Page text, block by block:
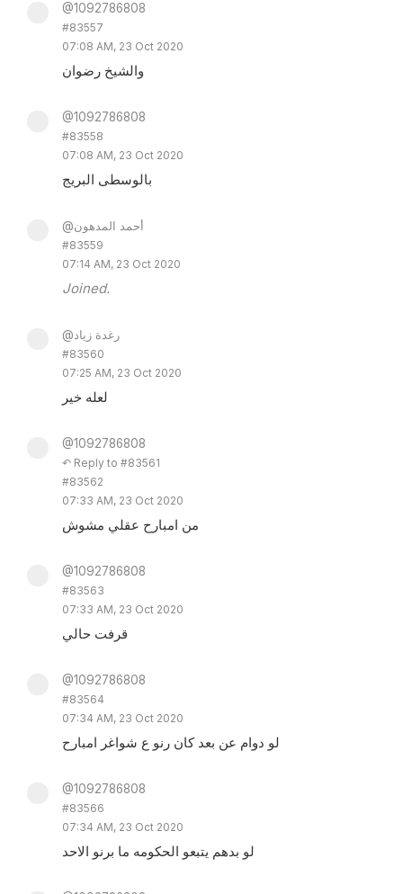
@1092786808
#83557
07:08 AM, 23 Oct 2020
والشيخ رضوان
@1092786808
#83558
07:08 AM, 23 Oct 2020
بالوسطى البريج
@أحمد المدهون
#83559
07:14 AM, 23 Oct 2020
Joined.
@رغدة زياد
#83560
07:25 AM, 23 Oct 2020
لعله خير
@1092786808
↶ Reply to #83561
#83562
07:33 AM, 23 Oct 2020
من امبارح عقلي مشوش
@1092786808
#83563
07:33 AM, 23 Oct 2020
قرفت حالي
@1092786808
#83564
07:34 AM, 23 Oct 2020
لو دوام عن بعد كان رنو ع شواغر امبارح
@1092786808
#83566
07:34 AM, 23 Oct 2020
لو بدهم يتبعو الحكومه ما برنو الاحد